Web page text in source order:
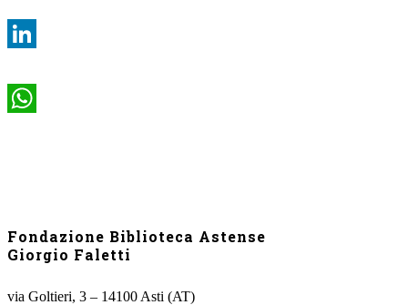
Fondazione Biblioteca Astense
Giorgio Faletti
via Goltieri, 3 – 14100 Asti (AT)